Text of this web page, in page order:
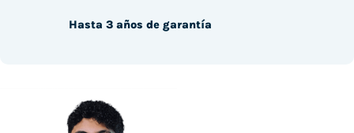
Hasta 3 años de garantía